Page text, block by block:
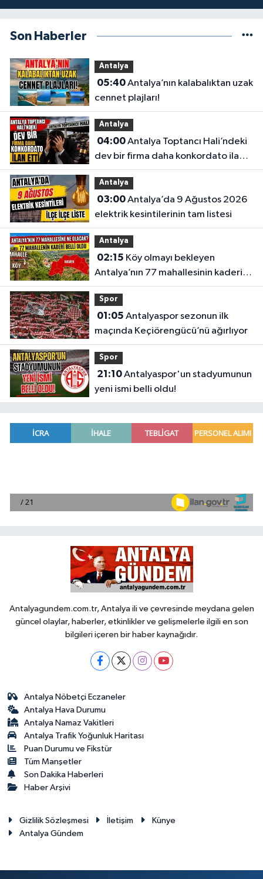
Son Haberler
Antalya
05:40Antalya’nın kalabalıktan uzak
cennet plajları!
Antalya
04:00Antalya Toptancı Hali’ndeki
dev bir firma daha konkordato ilan
etti
Antalya
03:00Antalya’da 9 Ağustos 2026
elektrik kesintilerinin tam listesi
Antalya
02:15
Antalya’nın 77 mahallesinin kaderi
belli oldu
Spor
01:05
maçında Keçiörengücü’nü ağırlıyor
Spor
21:10Antalyaspor'un stadyumunun
yeni ismi belli oldu!
Antalyagundem.com.tr, Antalya ili ve çevresinde meydana gelen
güncel olaylar, haberler, etkinlikler ve gelişmelerle ilgili en son
bilgileri içeren bir haber kaynağıdır.
Antalya Nöbetçi Eczaneler
Antalya Hava Durumu
Antalya Namaz Vakitleri
Antalya Trafik Yoğunluk Haritası
Puan Durumu ve Fikstür
Tüm Manşetler
Son Dakika Haberleri
Haber Arşivi
Gizlilik Sözleşmesi İletişim
Künye
Antalya Gündem